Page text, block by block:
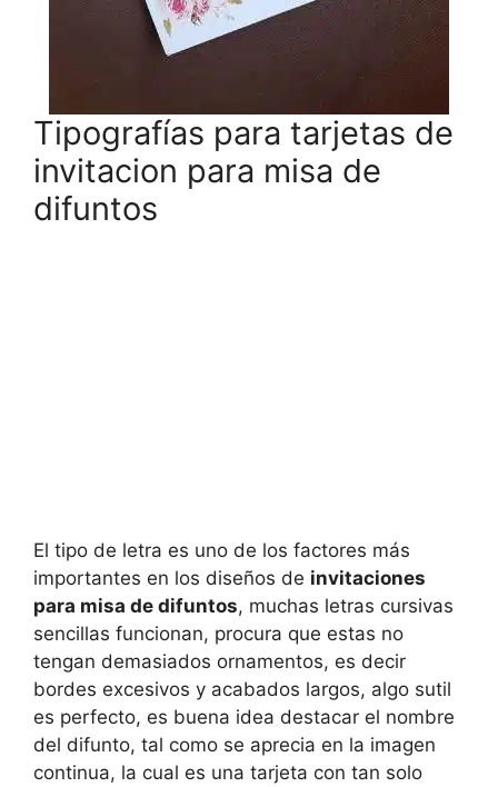
Tipografías para tarjetas de
invitacion para misa de
difuntos
El tipo de letra es uno de los factores más
importantes en los diseños de invitaciones
para misa de difuntos, muchas letras cursivas
sencillas funcionan, procura que estas no
tengan demasiados ornamentos, es decir
bordes excesivos y acabados largos, algo sutil
es perfecto, es buena idea destacar el nombre
del difunto, tal como se aprecia en la imagen
continua, la cual es una tarjeta con tan solo